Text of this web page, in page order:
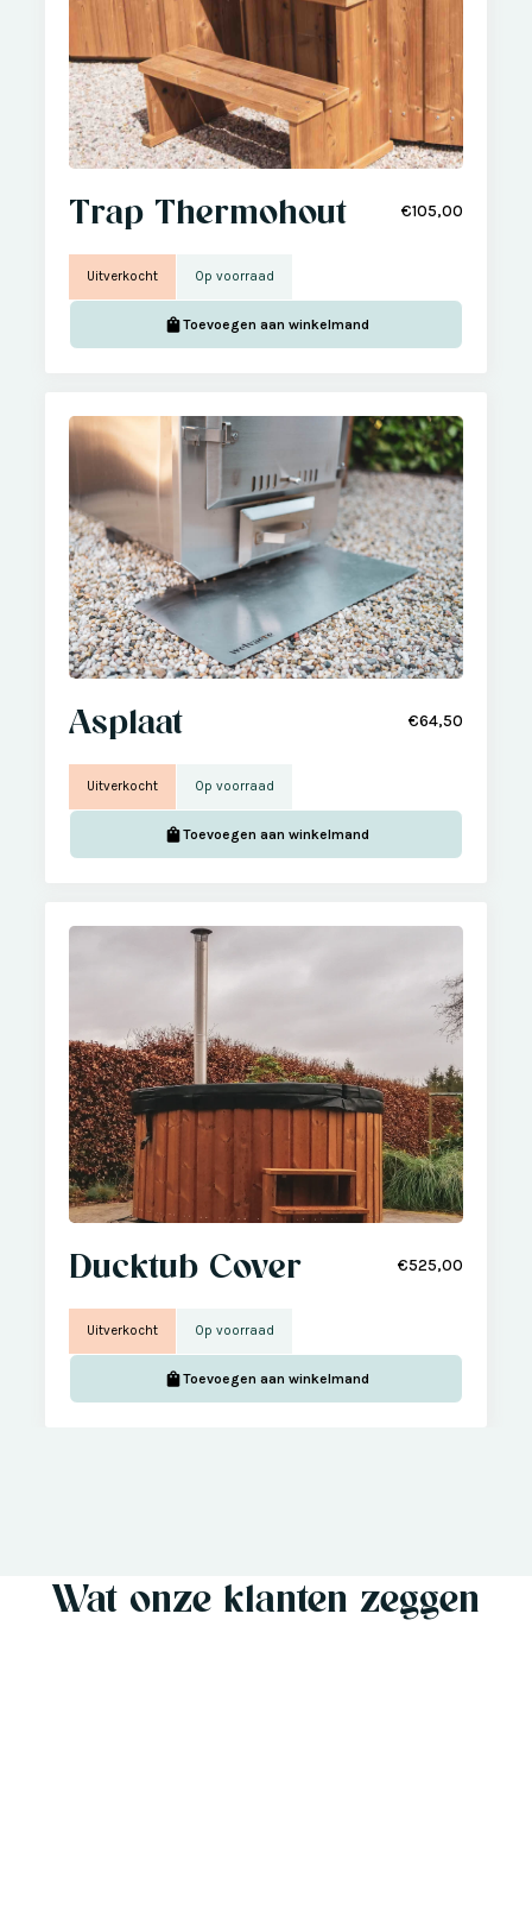
Trap Thermohout €105,00
Uitverkocht Op voorraad
Toevoegen aan winkelmand
Asplaat €64,50
Uitverkocht Op voorraad
Toevoegen aan winkelmand
Ducktub Cover €525,00
Uitverkocht Op voorraad
Toevoegen aan winkelmand
Wat onze klanten zeggen